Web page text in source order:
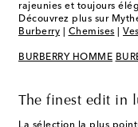
rajeunies et toujours
Découvrez plus sur
Burberry
Chemises
BURBERRY HOMME
The finest edit in